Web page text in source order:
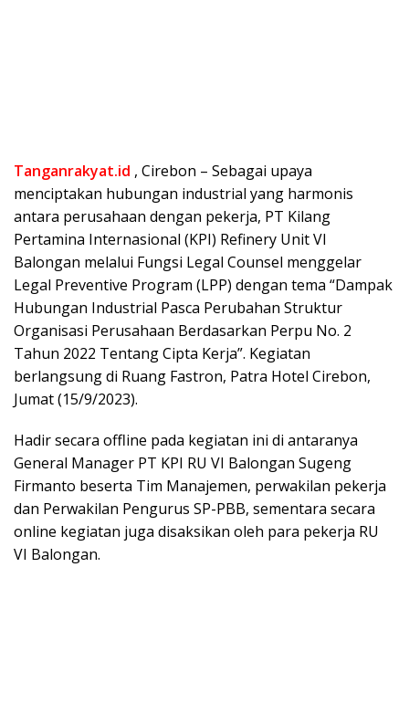
Tanganrakyat.id , Cirebon – Sebagai upaya
menciptakan hubungan industrial yang harmonis
antara perusahaan dengan pekerja, PT Kilang
Pertamina Internasional (KPI) Refinery Unit VI
Balongan melalui Fungsi Legal Counsel menggelar
Legal Preventive Program (LPP) dengan tema “Dampak
Hubungan Industrial Pasca Perubahan Struktur
Organisasi Perusahaan Berdasarkan Perpu No. 2
Tahun 2022 Tentang Cipta Kerja”. Kegiatan
berlangsung di Ruang Fastron, Patra Hotel Cirebon,
Jumat (15/9/2023).
Hadir secara offline pada kegiatan ini di antaranya
General Manager PT KPI RU VI Balongan Sugeng
Firmanto beserta Tim Manajemen, perwakilan pekerja
dan Perwakilan Pengurus SP-PBB, sementara secara
online kegiatan juga disaksikan oleh para pekerja RU
VI Balongan.